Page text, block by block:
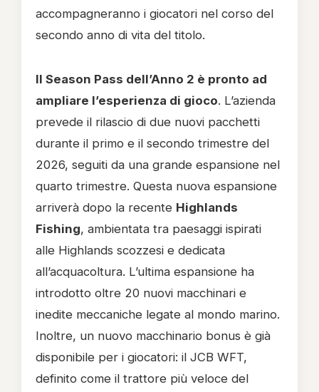
accompagneranno i giocatori nel corso del
secondo anno di vita del titolo.
Il Season Pass dell’Anno 2 è pronto ad
ampliare l’esperienza di gioco. L’azienda
prevede il rilascio di due nuovi pacchetti
durante il primo e il secondo trimestre del
2026, seguiti da una grande espansione nel
quarto trimestre. Questa nuova espansione
arriverà dopo la recente Highlands
Fishing, ambientata tra paesaggi ispirati
alle Highlands scozzesi e dedicata
all’acquacoltura. L’ultima espansione ha
introdotto oltre 20 nuovi macchinari e
inedite meccaniche legate al mondo marino.
Inoltre, un nuovo macchinario bonus è già
disponibile per i giocatori: il JCB WFT,
definito come il trattore più veloce del